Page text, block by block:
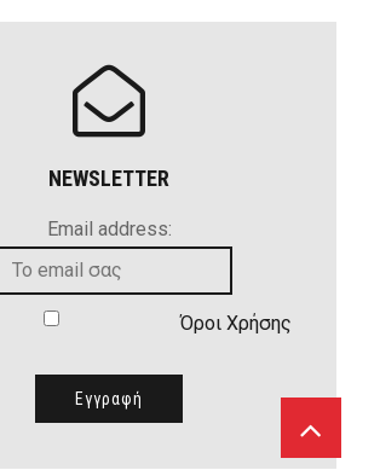
NEWSLETTER
Email address:
Όροι Χρήσης